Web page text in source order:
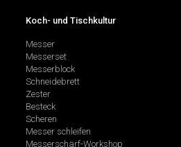
Koch- und Tischkultur
Messer
Messerset
Messerblock
Schneidebrett
Zester
Besteck
Scheren
Messer schleifen
Messerschärf-Workshop